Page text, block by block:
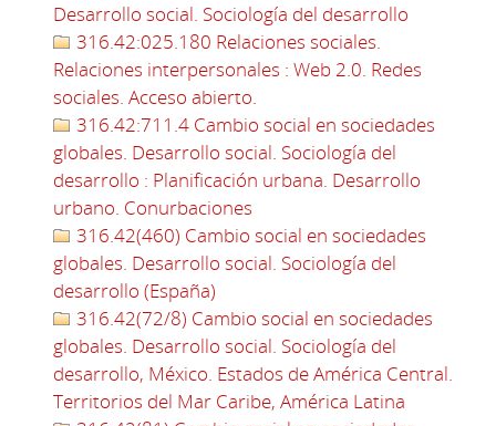
Desarrollo social. Sociología del desarrollo
316.42:025.180 Relaciones sociales.
Relaciones interpersonales : Web 2.0. Redes
sociales. Acceso abierto.
316.42:711.4 Cambio social en sociedades
globales. Desarrollo social. Sociología del
desarrollo : Planificación urbana. Desarrollo
urbano. Conurbaciones
316.42(460) Cambio social en sociedades
globales. Desarrollo social. Sociología del
desarrollo (España)
316.42(72/8) Cambio social en sociedades
globales. Desarrollo social. Sociología del
desarrollo, México. Estados de América Central.
Territorios del Mar Caribe, América Latina